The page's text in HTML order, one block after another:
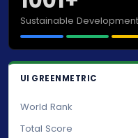
Sustainable
UI GREENMETRIC
World Rank
Total Score